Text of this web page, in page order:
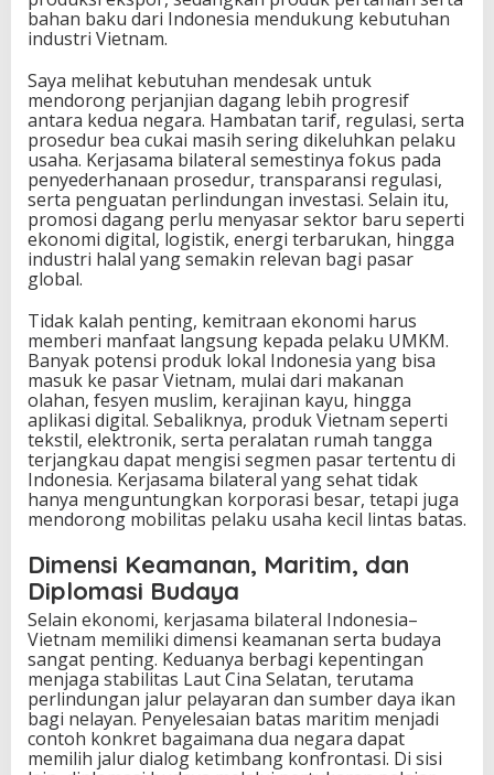
bahan baku dari Indonesia mendukung kebutuhan
industri Vietnam.
Saya melihat kebutuhan mendesak untuk
mendorong perjanjian dagang lebih progresif
antara kedua negara. Hambatan tarif, regulasi, serta
prosedur bea cukai masih sering dikeluhkan pelaku
usaha. Kerjasama bilateral semestinya fokus pada
penyederhanaan prosedur, transparansi regulasi,
serta penguatan perlindungan investasi. Selain itu,
promosi dagang perlu menyasar sektor baru seperti
ekonomi digital, logistik, energi terbarukan, hingga
industri halal yang semakin relevan bagi pasar
global.
Tidak kalah penting, kemitraan ekonomi harus
memberi manfaat langsung kepada pelaku UMKM.
Banyak potensi produk lokal Indonesia yang bisa
masuk ke pasar Vietnam, mulai dari makanan
olahan, fesyen muslim, kerajinan kayu, hingga
aplikasi digital. Sebaliknya, produk Vietnam seperti
tekstil, elektronik, serta peralatan rumah tangga
terjangkau dapat mengisi segmen pasar tertentu di
Indonesia. Kerjasama bilateral yang sehat tidak
hanya menguntungkan korporasi besar, tetapi juga
mendorong mobilitas pelaku usaha kecil lintas batas.
Dimensi Keamanan, Maritim, dan
Diplomasi Budaya
Selain ekonomi, kerjasama bilateral Indonesia–
Vietnam memiliki dimensi keamanan serta budaya
sangat penting. Keduanya berbagi kepentingan
menjaga stabilitas Laut Cina Selatan, terutama
perlindungan jalur pelayaran dan sumber daya ikan
bagi nelayan. Penyelesaian batas maritim menjadi
contoh konkret bagaimana dua negara dapat
memilih jalur dialog ketimbang konfrontasi. Di sisi